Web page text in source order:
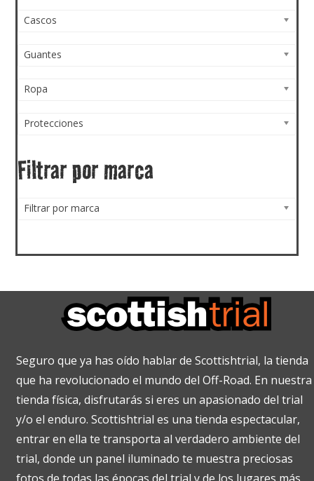
Cascos
Guantes
Ropa
Protecciones
Filtrar por marca
Filtrar por marca
Seguro que ya has oído hablar de Scottishtrial, la tienda
que ha revolucionado el mundo del Off-Road. En nuestra
tienda física, disfrutarás si eres un apasionado del trial
y/o el enduro. Scottishtrial es una tienda espectacular,
entrar en ella te transporta al verdadero ambiente del
trial, donde un panel iluminado te muestra preciosas